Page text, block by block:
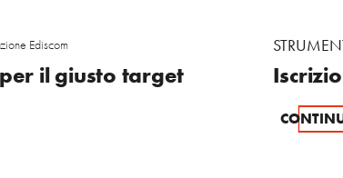
Ediscom
il giusto target